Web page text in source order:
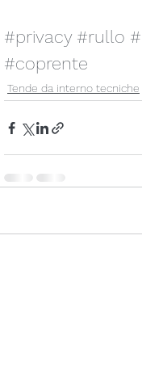
#privacy #rullo
#coprente
Tende da interno tecniche